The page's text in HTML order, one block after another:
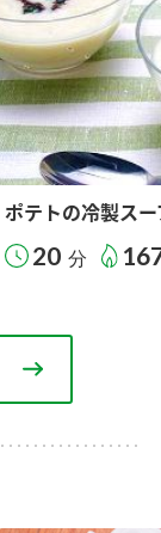
ポテトの冷製スー
20 分